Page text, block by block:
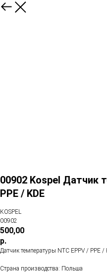
00902 Kospel Датчик
PPE / KDE
KOSPEL
00902
500,00
р.
Датчик температуры NTC EPPV / PPE /
Страна производства: Польша